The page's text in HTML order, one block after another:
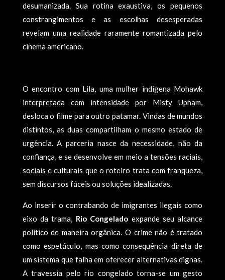
desumanizada. Sua rotina exaustiva, os pequenos
constrangimentos e as escolhas desesperadas
revelam uma realidade raramente romantizada pelo
cinema americano.
O encontro com Lila, uma mulher indígena Mohawk
interpretada com intensidade por Misty Upham,
desloca o filme para outro patamar. Vindas de mundos
distintos, as duas compartilham o mesmo estado de
urgência. A parceria nasce da necessidade, não da
confiança, e se desenvolve em meio a tensões raciais,
sociais e culturais que o roteiro trata com franqueza,
sem discursos fáceis ou soluções idealizadas.
Ao inserir o contrabando de imigrantes ilegais como
eixo da trama, Rio Congelado expande seu alcance
político de maneira orgânica. O crime não é tratado
como espetáculo, mas como consequência direta de
um sistema que falha em oferecer alternativas dignas.
A travessia pelo rio congelado torna-se um gesto